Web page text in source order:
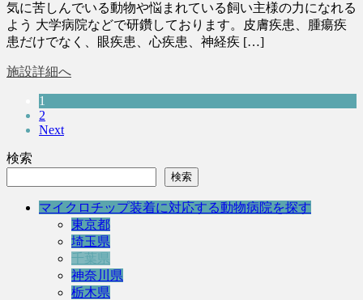
気に苦しんでいる動物や悩まれている飼い主様の力になれる
よう 大学病院などで研鑽しております。皮膚疾患、腫瘍疾
患だけでなく、眼疾患、心疾患、神経疾 […]
施設詳細へ
1
2
Next
検索
検索
マイクロチップ装着に対応する動物病院を探す
東京都
埼玉県
千葉県
神奈川県
栃木県